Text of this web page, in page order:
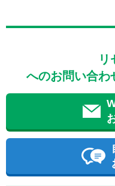
リ
へのお問い合わ